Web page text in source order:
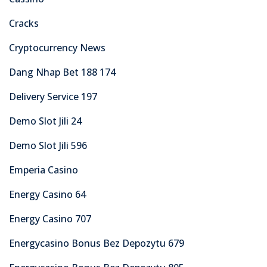
Cracks
Cryptocurrency News
Dang Nhap Bet 188 174
Delivery Service 197
Demo Slot Jili 24
Demo Slot Jili 596
Emperia Casino
Energy Casino 64
Energy Casino 707
Energycasino Bonus Bez Depozytu 679